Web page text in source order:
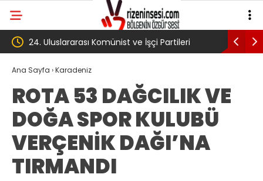
‘Çerçeve yasa’ kanun teklifi Adalet
Komisyonu’ndan geçti
Ana Sayfa ›Karadeniz
ROTA 53 DAĞCILIK VE
DOĞA SPOR KULUBÜ
VERÇENİK DAĞI’NA
TIRMANDI